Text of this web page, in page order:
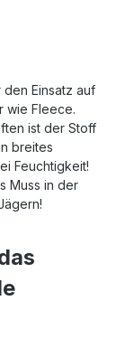
Einsatz auf
wie Fleece.
ist der Stoff
breites
Feuchtigkeit!
Muss in der